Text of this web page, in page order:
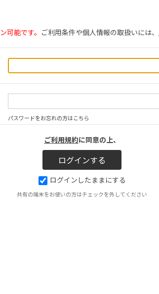
可能です。 ご利用条件や個人情報の取扱いには、
パスワードをお忘れの方はこちら
ご利用規約に同意の上、
ログインしたままにする
共有の端末をお使いの方はチェックを外してください